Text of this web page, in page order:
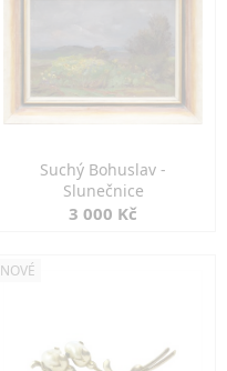
Suchý Bohuslav -
Slunečnice
3 000 Kč
NOVÉ